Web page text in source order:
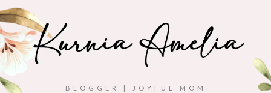
BLOGGER | JOYFUL MOM